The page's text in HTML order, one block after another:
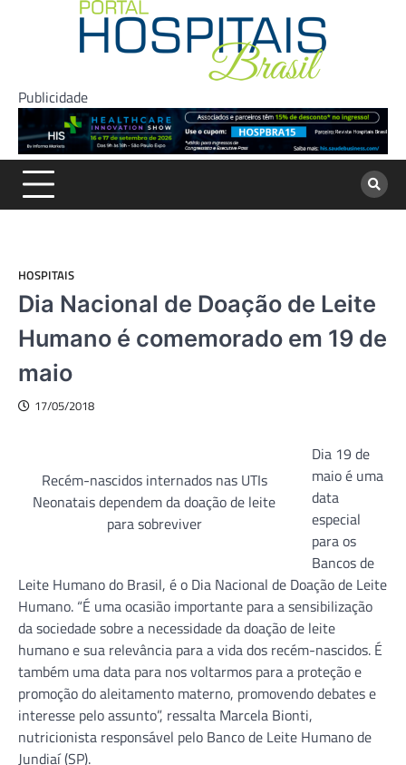
Publicidade
HOSPITAIS
Dia Nacional de Doação de Leite
Humano é comemorado em 19 de
maio
17/05/2018
Recém-nascidos internados nas UTIs
Neonatais dependem da doação de leite
para sobreviver
Dia 19 de
maio é uma
data
especial
para os
Bancos de
Leite Humano do Brasil, é o Dia Nacional de Doação de Leite
Humano. “É uma ocasião importante para a sensibilização
da sociedade sobre a necessidade da doação de leite
humano e sua relevância para a vida dos recém-nascidos. É
também uma data para nos voltarmos para a proteção e
promoção do aleitamento materno, promovendo debates e
interesse pelo assunto”, ressalta Marcela Bionti,
nutricionista responsável pelo Banco de Leite Humano de
Jundiaí (SP).